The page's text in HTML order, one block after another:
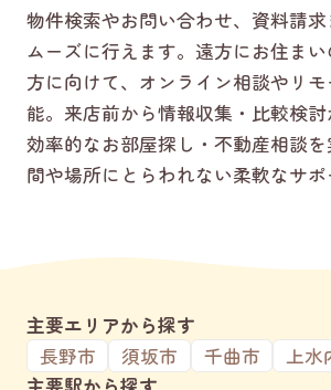
物件検索やお問い合わせ、資料請求
ムーズに行えます。遠方にお住ま
方に向けて、オンライン相談やリ
能。来店前から情報収集・比較検討
効率的なお部屋探し・不動産相談
間や場所にとらわれない柔軟なサポ
主要エリアから探す
長野市
須坂市 千曲市
上水